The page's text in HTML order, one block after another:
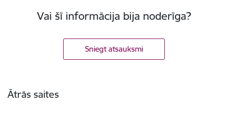
Vai šī informācija bija noderīga?
Sniegt atsauksmi
Ātrās saites